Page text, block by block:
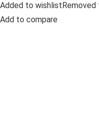
Added to
Add to compare